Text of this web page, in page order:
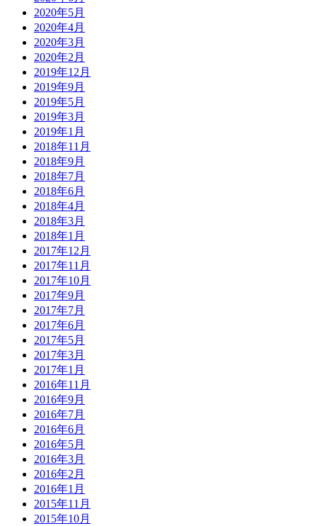
2020年5月
2020年4月
2020年3月
2020年2月
2019年12月
2019年9月
2019年5月
2019年3月
2019年1月
2018年11月
2018年9月
2018年7月
2018年6月
2018年4月
2018年3月
2018年1月
2017年12月
2017年11月
2017年10月
2017年9月
2017年7月
2017年6月
2017年5月
2017年3月
2017年1月
2016年11月
2016年9月
2016年7月
2016年6月
2016年5月
2016年3月
2016年2月
2016年1月
2015年11月
2015年10月